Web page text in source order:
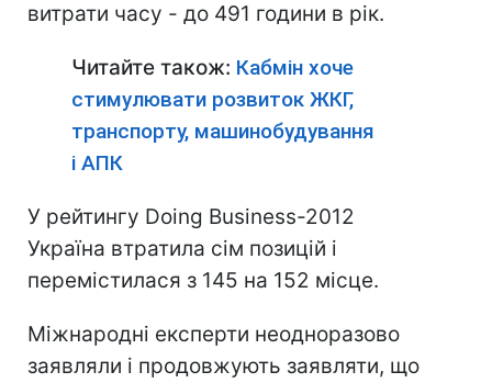
витрати часу - до 491 години в рік.
Читайте також: Кабмін хоче
стимулювати розвиток ЖКГ,
транспорту, машинобудування
і АПК
У рейтингу Doing Business-2012
Україна втратила сім позицій і
перемістилася з 145 на 152 місце.
Міжнародні експерти неодноразово
заявляли і продовжують заявляти, що